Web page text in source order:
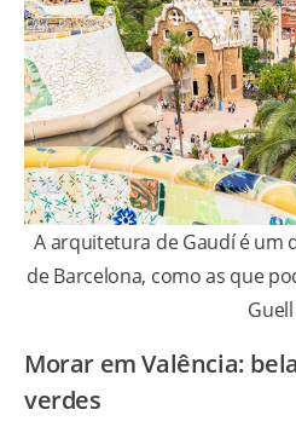
A arquitetura de Gaudí é um
de Barcelona, como as que
Guell
Morar em Valência:
verdes